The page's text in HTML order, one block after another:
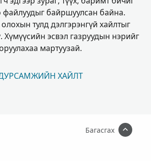
файлуудыг байршуулсан байна.
тулд дэлгэрэнгүй хайлтыг
Хүмүүсийн эсвэл газруудын нэрийг
мартуузай.
ХАЙЛТ
Багасгах